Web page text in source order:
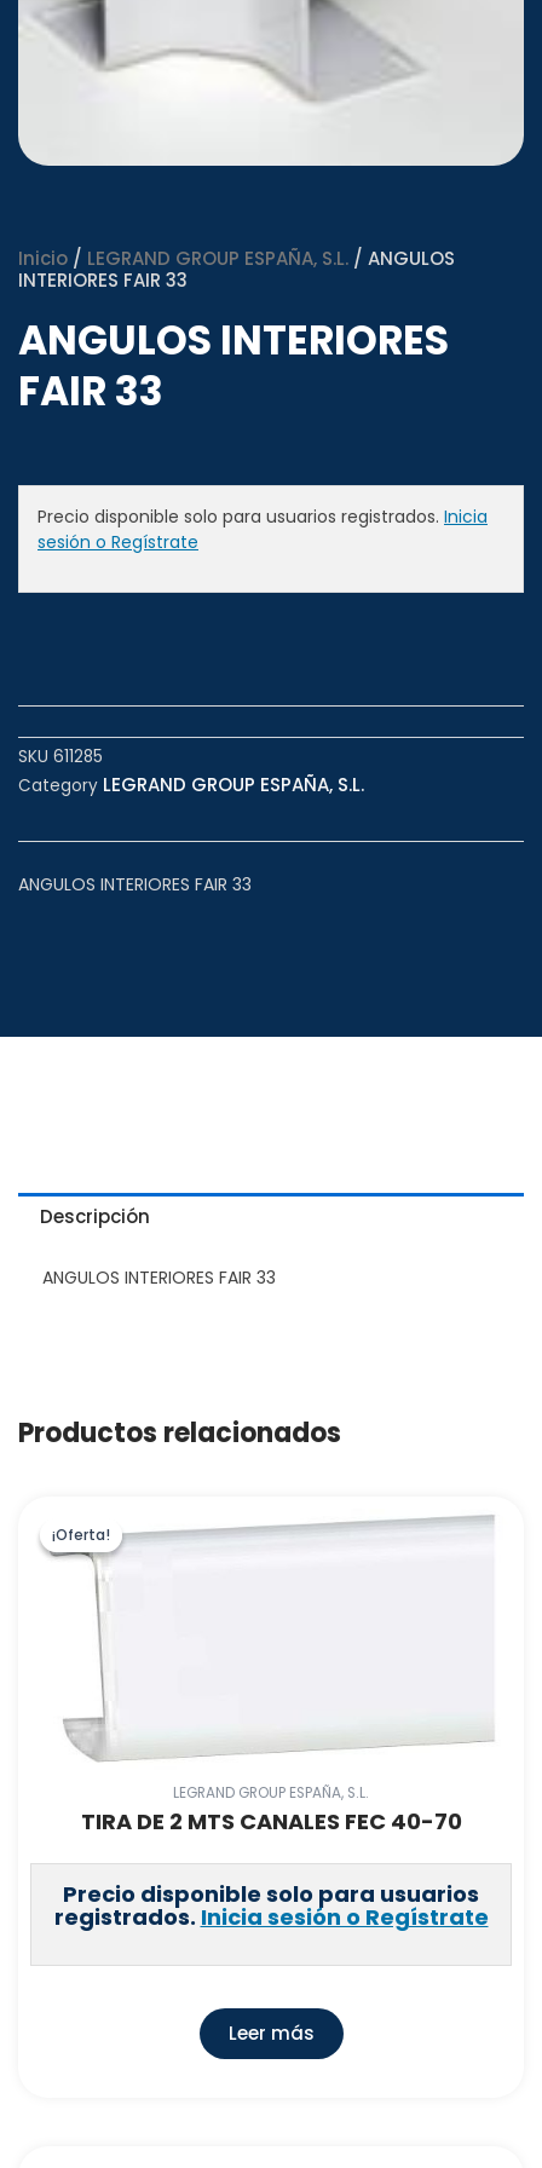
Inicio / LEGRAND GROUP ESPAÑA, S.L. / ANGULOS
INTERIORES FAIR 33
ANGULOS INTERIORES
FAIR 33
Precio disponible solo para usuarios registrados. Inicia
sesión o Regístrate
SKU 611285
Category LEGRAND GROUP ESPAÑA, S.L.
ANGULOS INTERIORES FAIR 33
Descripción
ANGULOS INTERIORES FAIR 33
Productos relacionados
¡Oferta!
¡Oferta!
LEGRAND GROUP ESPAÑA, S.L.
TIRA DE 2 MTS CANALES FEC 40-70
Precio disponible solo para usuarios
registrados. Inicia sesión o Regístrate
Leer más